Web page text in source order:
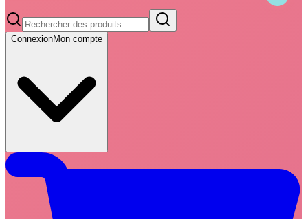
ConnexionMon compte